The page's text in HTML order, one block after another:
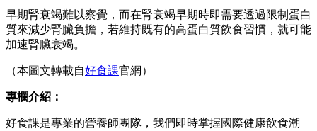
早期腎衰竭難以察覺，而在腎衰竭早期時即需要透過限制蛋白
質來減少腎臟負擔，若維持既有的高蛋白質飲食習慣，就可能
加速腎臟衰竭。
（本圖文轉載自好食課官網）
專欄介紹：
好食課是專業的營養師團隊，我們即時掌握國際健康飲食潮